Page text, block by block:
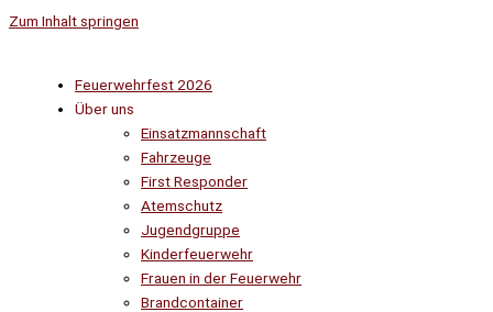
Zum Inhalt springen
Feuerwehrfest 2026
Über uns
Einsatzmannschaft
Fahrzeuge
First Responder
Atemschutz
Jugendgruppe
Kinderfeuerwehr
Frauen in der Feuerwehr
Brandcontainer